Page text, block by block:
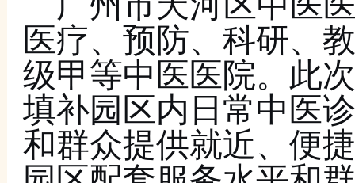
医疗、预防、科研、
级甲等中医医院。此
填补园区内日常中医
和群众提供就近、便